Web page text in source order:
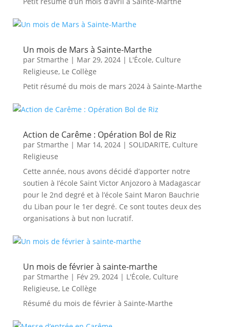
Un mois de Mars à Sainte-Marthe
par Stmarthe | Mar 29, 2024| L'École, Culture
Religieuse, Le Collège
Petit résumé du mois de mars 2024 à Sainte-Marthe
Action de Carême : Opération Bol de Riz
par Stmarthe | Mar 14, 2024| SOLIDARITE, Culture
Religieuse
Cette année, nous avons décidé d’apporter notre
soutien à I’école Saint Victor Anjozoro à Madagascar
pour le 2nd degré et à l’école Saint Maron Bauchrie
du Liban pour le 1er degré. Ce sont toutes deux des
organisations à but non lucratif.
Un mois de février à sainte-marthe
par Stmarthe | Fév 29, 2024| L'École, Culture
Religieuse, Le Collège
Résumé du mois de février à Sainte-Marthe